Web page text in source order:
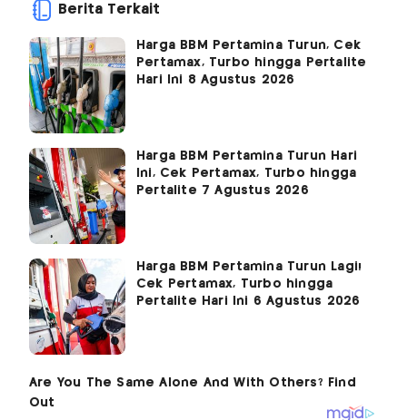
Berita Terkait
Harga BBM Pertamina Turun, Cek
Pertamax, Turbo hingga Pertalite
Hari Ini 8 Agustus 2026
Harga BBM Pertamina Turun Hari
Ini, Cek Pertamax, Turbo hingga
Pertalite 7 Agustus 2026
Harga BBM Pertamina Turun Lagi!
Cek Pertamax, Turbo hingga
Pertalite Hari Ini 6 Agustus 2026